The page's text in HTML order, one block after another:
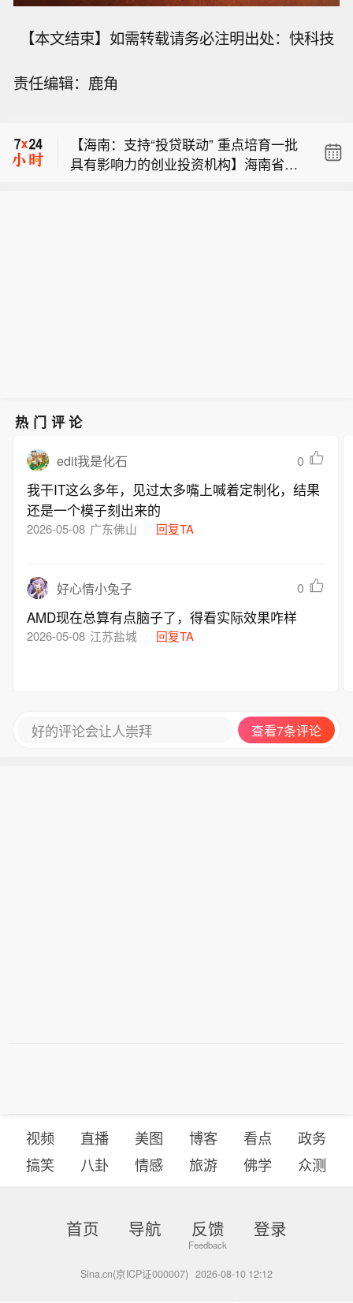
【本文结束】如需转载请务必注明出处：快科技
责任编辑：鹿角航空航天公司以34亿美元的估值融资3
（内蒙古）煤炭技术研究院有限公司成
立，注册资本10亿元，经营范围包含工
【海南：支持“投贷联动” 重点培育一批
具有影响力的创业投资机构】海南省人
热门评论
edit我是化石 0
我干IT这么多年，见过太多嘴上喊着定制化，结果
还是一个模子刻出来的
2026-05-08 广东佛山 回复TA
好心情小兔子 0
AMD现在总算有点脑子了，得看实际效果咋样
2026-05-08 江苏盐城 回复TA
好的评论会让人崇拜 查看7条评论
视频 直播 美图 博客 看点
政务
搞笑
八卦 情感 旅游 佛学 众测
首页 导航 反馈 登录
Sina.cn(京ICP证000007) 2026-08-10 12:12